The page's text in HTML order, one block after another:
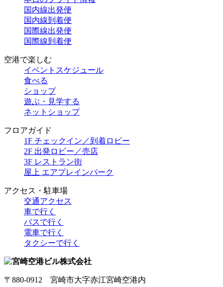
国内線出発便
国内線到着便
国際線出発便
国際線到着便
空港で楽しむ
イベントスケジュール
食べる
ショップ
遊ぶ・見学する
ネットショップ
フロアガイド
1F チェックイン／到着ロビー
2F 出発ロビー／売店
3F レストラン街
屋上 エアプレインパーク
アクセス・駐車場
交通アクセス
車で行く
バスで行く
電車で行く
タクシーで行く
〒880-0912 宮崎市大字赤江宮崎空港内